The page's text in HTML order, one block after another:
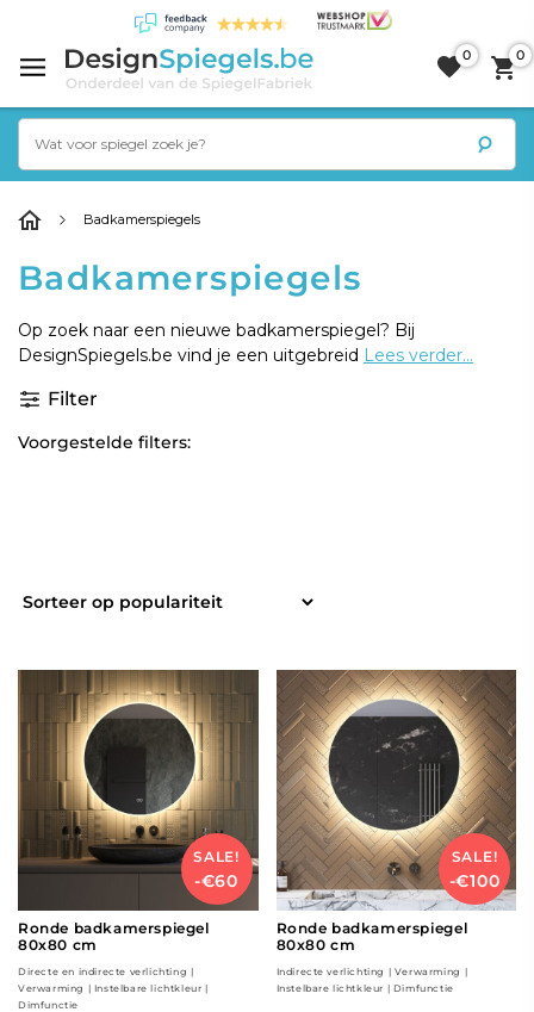
0 0
Badkamerspiegels
Badkamerspiegels
Op zoek naar een nieuwe badkamerspiegel? Bij
DesignSpiegels.be vind je een uitgebreid Lees verder...
Filter
Voorgestelde filters:
SALE!
-€60
Ronde badkamerspiegel
80x80 cm
Directe en indirecte verlichting |
Verwarming | Instelbare lichtkleur |
Dimfunctie
SALE!
-€100
Ronde badkamerspiegel
80x80 cm
Indirecte verlichting | Verwarming |
Instelbare lichtkleur | Dimfunctie